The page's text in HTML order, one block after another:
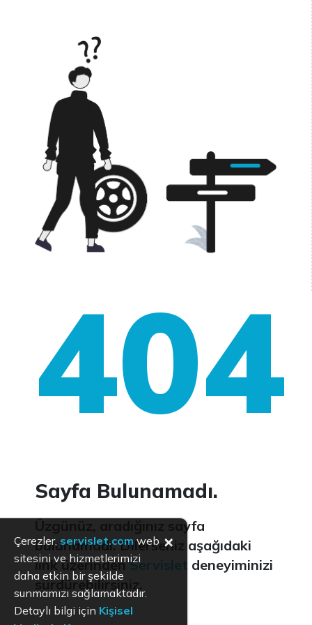
404
Sayfa Bulunamadı.
Üzgünüz, aradığınız sayfa
bulunamadı. Dilerseniz aşağıdaki
link üzerindenServislet deneyiminizi
sürdürebilirsiniz.
Çerezler, servislet.com web
sitesini ve hizmetlerimizi
daha etkin bir şekilde
sunmamızı sağlamaktadır.
Detaylı bilgi için Kişisel
×